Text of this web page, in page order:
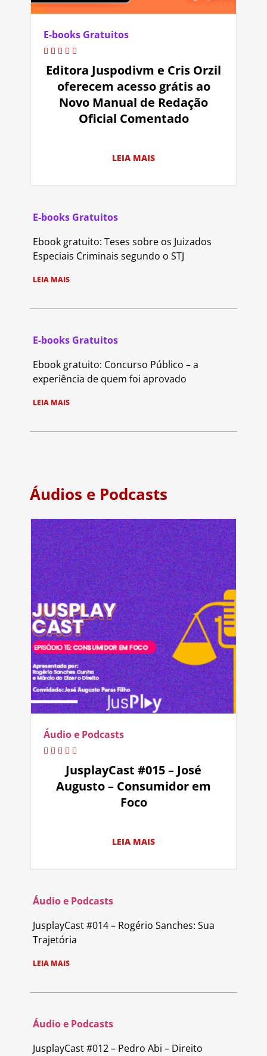
E-books Gratuitos
Editora Juspodivm e Cris Orzil
oferecem acesso grátis ao
Novo Manual de Redação
Oficial Comentado
LEIA MAIS
E-books Gratuitos
Ebook gratuito: Teses sobre os Juizados
Especiais Criminais segundo o STJ
LEIA MAIS
E-books Gratuitos
Ebook gratuito: Concurso Público – a
experiência de quem foi aprovado
LEIA MAIS
Áudios e Podcasts
Áudio e Podcasts
JusplayCast #015 – José
Augusto – Consumidor em
Foco
LEIA MAIS
Áudio e Podcasts
JusplayCast #014 – Rogério Sanches: Sua
Trajetória
LEIA MAIS
Áudio e Podcasts
JusplayCast #012 – Pedro Abi – Direito